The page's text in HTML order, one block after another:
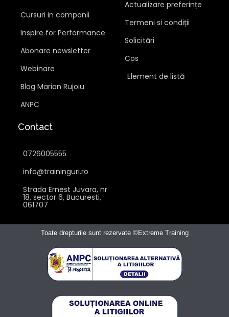
Cursuri in companii
Inspire for Performance
Abonare newsletter
Webinare
Blog Marian Rujoiu
ANPC
Actualizare preferințe
Termeni si condiții
Solicitări
Cos
Element de listă
Contact
0726005555
info@traininguri.ro
Strada Ernest Juvara, nr
18, sector 6, Bucuresti,
061707
Toate drepturile sunt rezervate ©Extreme Training